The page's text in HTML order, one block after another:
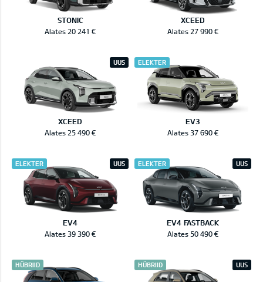
STONIC
Alates 20 241 €
XCEED
Alates 27 990 €
XCEED
UUS
Alates 25 490 €
EV3
ELEKTER
Alates 37 690 €
EV4
UUS
ELEKTER
Alates 39 390 €
EV4 FASTBACK
ELEKTER UUS
Alates 50 490 €
HÜBRIID UUS
HÜBRIID